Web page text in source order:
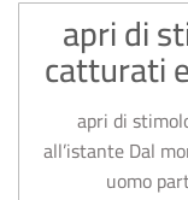
15 apri
catturati
15 apri di
all’istante Dal
uomo